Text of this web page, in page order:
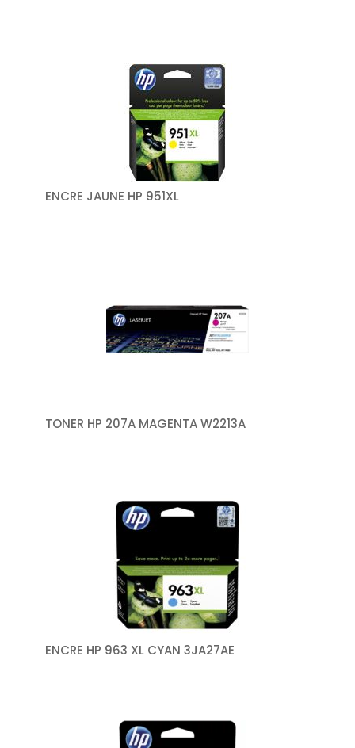
ENCRE JAUNE HP 951XL
TONER HP 207A MAGENTA W2213A
ENCRE HP 963 XL CYAN 3JA27AE